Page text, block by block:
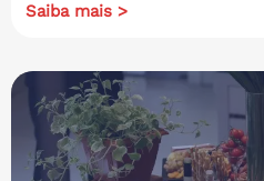
Saiba mais >